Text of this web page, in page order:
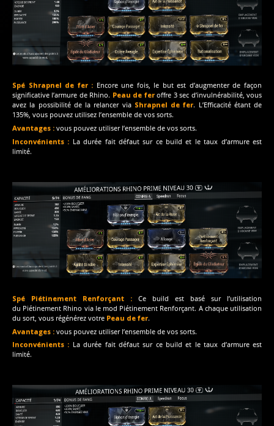
Spé Shrapnel de fer : Encore une fois, le but est d’augmenter de façon
significative l’armure de Rhino. Peau de fer offre 3 sec d’invulnérabilité, vous
avez la possibilité de la relancer via Shrapnel de fer. L’Efficacité étant de
135%, vous pouvez utilisez l’ensemble de vos sorts.
Avantages : vous pouvez utiliser l’ensemble de vos sorts.
Inconvénients : La durée fait défaut sur ce build et le taux d’armure est
limité.
Spé Piétinement Renforçant : Ce build est basé sur l’utilisation
du Piétinement Rhino via le mod Piétinement Renforçant. A chaque utilisation
du sort, vous régénérez votre Peau de fer.
Avantages : vous pouvez utiliser l’ensemble de vos sorts.
Inconvénients : La durée fait défaut sur ce build et le taux d’armure est
limité.